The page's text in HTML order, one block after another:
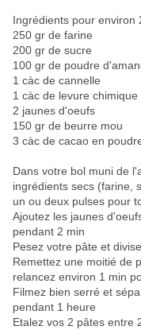
Ingrédients pour environ
250 gr de farine
200 gr de sucre
100 gr de poudre
1 càc de cannelle
1 càc de levure chimique
2 jaunes d'oeufs
150 gr de beurre mou
3 càc de cacao en
Dans votre bol muni de
ingrédients secs (farine,
un ou deux pulses pour
Ajoutez les jaunes
pendant 2 min
Pesez votre pâte et
Remettez une moitié de
relancez environ 1 min
Filmez bien serré et
pendant 1 heure
Etalez vos 2 pâtes entre